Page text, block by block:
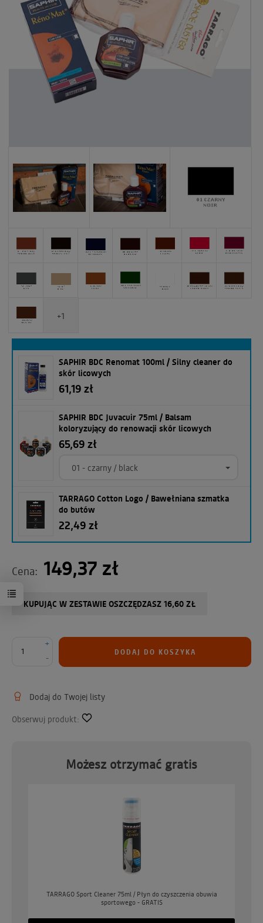
+1
SAPHIR BDC Renomat 100ml / Silny cleaner do
skór licowych
61,19 zł
SAPHIR BDC Juvacuir 75ml / Balsam
koloryzujący do renowacji skór licowych
65,69 zł
01 - czarny / black
TARRAGO Cotton Logo / Bawełniana szmatka
do butów
22,49 zł
Cena: 149,37 zł
KUPUJĄC W ZESTAWIE OSZCZĘDZASZ 16,60 ZŁ
-
+
DODAJ DO KOSZYKA
Dodaj do Twojej listy
Obserwuj produkt:
Możesz otrzymać gratis
TARRAGO Sport Cleaner 75ml / Płyn do czyszczenia obuwia
sportowego - GRATIS